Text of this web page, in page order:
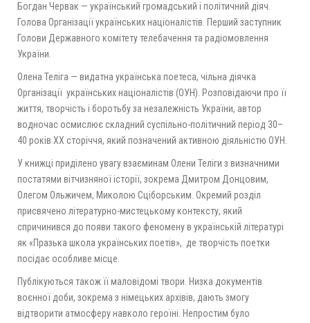
Богдан Червак — український громадський і політичний діяч.
Голова Організації українських націоналістів. Перший заступник
Голови Державного комітету телебачення та радіомовлення
України.
Олена Теліга — видатна українська поетеса, чільна діячка
Організації українських націоналістів (ОУН). Розповідаючи про її
життя, творчість і боротьбу за незалежність України, автор
водночас осмислює складний суспільно-політичний період 30–
40 років ХХ сторіччя, який позначений активною діяльністю ОУН.
У книжці приділено увагу взаєминам Олени Теліги з визначними
постатями вітчизняної історії, зокрема Дмитром Донцовим,
Олегом Ольжичем, Миколою Сціборським. Окремий розділ
присвячено літературно-мистецькому контексту, який
спричинився до появи такого феномену в українській літературі
як «Празька школа українських поетів», де творчість поетки
посідає особливе місце.
Публікуються також її маловідомі твори. Низка документів
воєнної доби, зокрема з німецьких архівів, дають змогу
відтворити атмосферу навколо героїні. Непростим було